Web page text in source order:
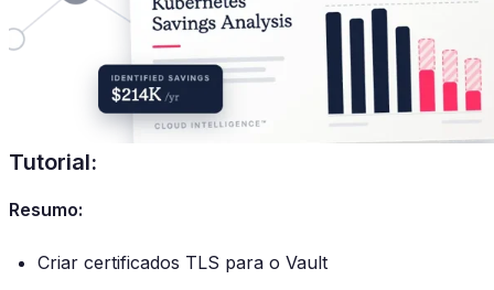
Tutorial:
Resumo:
Criar certificados TLS para o Vault